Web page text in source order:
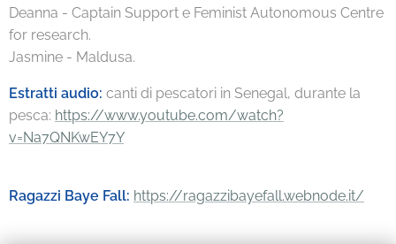
Deanna - Captain Support e Feminist Autonomous Centre
for research.
Jasmine - Maldusa.
Estratti audio: canti di pescatori in Senegal, durante la
pesca: https://www.youtube.com/watch?
v=Na7QNKwEY7Y
Ragazzi Baye Fall: https://ragazzibayefall.webnode.it/